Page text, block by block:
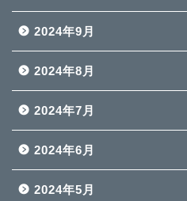
2024年9月
2024年8月
2024年7月
2024年6月
2024年5月